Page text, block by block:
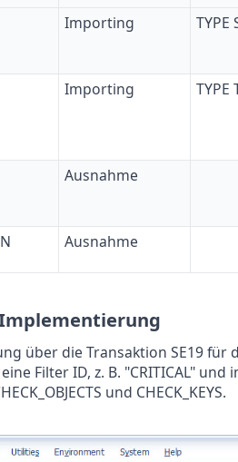
Importing TYPE
Importing TYPE
Ausnahme
Ausnahme
über die Transaktion SE19 für
Filter ID, z. B. "CRITICAL"
und CHECK_KEYS.